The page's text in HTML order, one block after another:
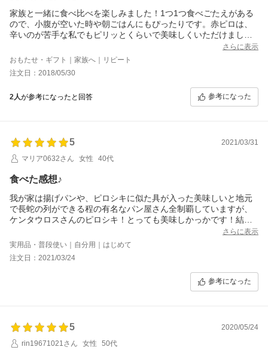
家族と一緒に食べ比べを楽しみました！1つ1つ食べごたえがある
ので、小腹が空いた時や朝ごはんにもぴったりです。赤ピロは、
辛いのが苦手な私でもピリッとくらいで美味しくいただけまし
た！他の種類も、玉ねぎやジャガイモ、ミンチ肉などが入ってい
てちゃんと栄養も取れて嬉しいです^ ^
さらに表示
おもたせ・ギフト｜家族へ｜リピート
注文日：2018/05/30
2人が参考になったと回答 参考になった
5
2021/03/31
マリア0632さん
女性 40代
食べた感想♪
我が家は揚げパンや、ピロシキに似た具が入った美味しいと地元
で長蛇の列ができる程の有名なパン屋さん全制覇していますが、
ケンタウロスさんのピロシキ！とっても美味しかっかです！結構
数ありましたが、２日で無くなりました(笑)子ども夫婦も我が家で
食べ美味しかったと、わざわざ頂戴と家に来ました(笑)
他のレビューに記載されているようにレンジで温めてからトース
ターで焼くとカリッとして中の具はジューシーで本当に美味しか
是非騙されたと思って食べてみてもらいたい美味しい品です！
さらに表示
実用品・普段使い｜自分用｜はじめて
注文日：2021/03/24
参考になった
5
2020/05/24
rin19671021さん
女性 50代